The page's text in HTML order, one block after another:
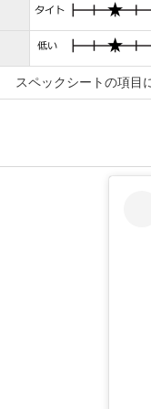
スペックシートの項目